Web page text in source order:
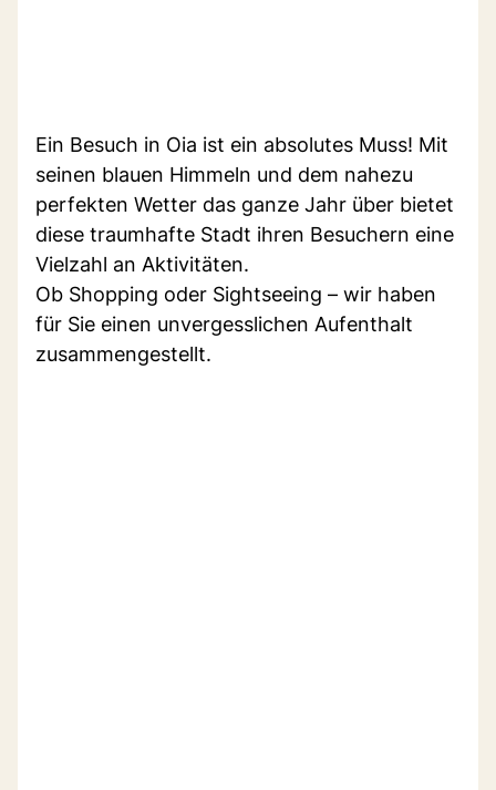
Ein Besuch in Oia ist ein absolutes Muss! Mit
seinen blauen Himmeln und dem nahezu
perfekten Wetter das ganze Jahr über bietet
diese traumhafte Stadt ihren Besuchern eine
Vielzahl an Aktivitäten.
Ob Shopping oder Sightseeing – wir haben
für Sie einen unvergesslichen Aufenthalt
zusammengestellt.